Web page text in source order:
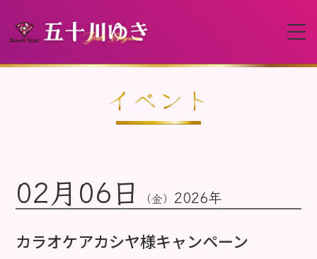
HOME
イベント
動画
イベント
02月06日 （金） 2026年
カラオケアカシヤ様キャンペーン